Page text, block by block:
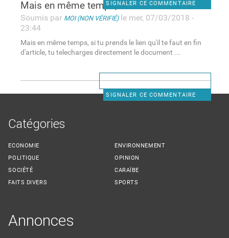
SIGNALER CE COMMENTAIRE
Mais en même temps, si tu
Soumis par MOI (NON VÉRIFIÉ)le mer, 07/03/2018 -
23:44
Mais en même temps, si tu prends le lien qu'il te faut en fin
d'article, tu telecharges directement le document ...
SIGNALER CE COMMENTAIRE
Catégories
ECONOMIE
POLITIQUE
SOCIÉTÉ
FAITS DIVERS
ENVIRONNEMENT
OPINION
CARAÏBE
SPORTS
Annonces